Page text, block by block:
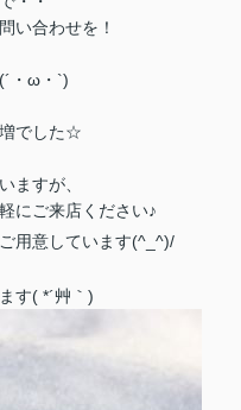
い合わせを！
・ω・`)
でした☆
ますが、
にご来店ください♪
用意しています(^_^)/
す( *´艸｀)